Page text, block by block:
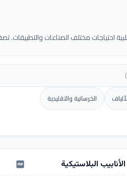
مختلف الصناعات والتطبيقات.
الخرسانية والتقليدية
الأنابيب البلاستيكية